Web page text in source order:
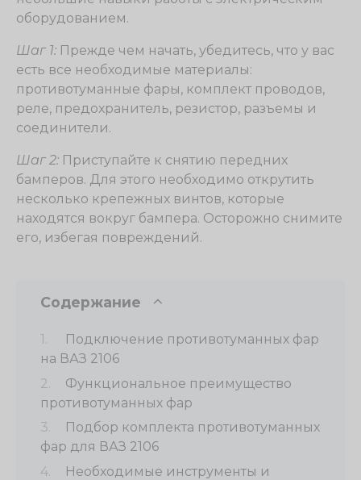
оборудованием.
Шаг 1: Прежде чем начать, убедитесь, что у вас
есть все необходимые материалы:
противотуманные фары, комплект проводов,
реле, предохранитель, резистор, разъемы и
соединители.
Шаг 2: Приступайте к снятию передних
бамперов. Для этого необходимо открутить
несколько крепежных винтов, которые
находятся вокруг бампера. Осторожно снимите
его, избегая повреждений.
Содержание
Подключение противотуманных фар
на ВАЗ 2106
Функциональное преимущество
противотуманных фар
Подбор комплекта противотуманных
фар для ВАЗ 2106
Необходимые инструменты и